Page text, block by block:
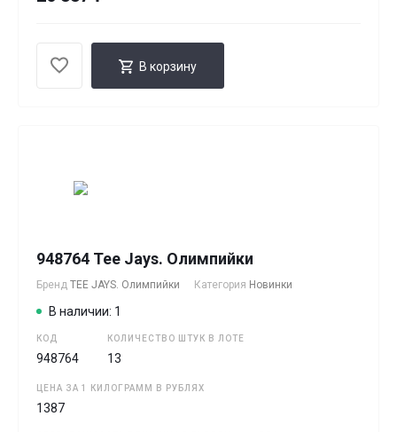
В корзину
948764 Tee Jays. Олимпийки
Бренд TEE JAYS. Олимпийки Категория Новинки
В наличии: 1
КОД
948764
КОЛИЧЕСТВО ШТУК В ЛОТЕ
13
ЦЕНА ЗА 1 КИЛОГРАММ В РУБЛЯХ
1387